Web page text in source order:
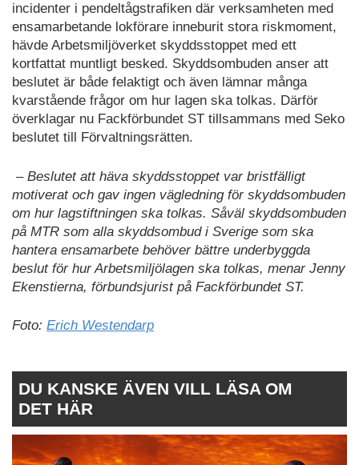
incidenter i pendeltågstrafiken där verksamheten med
ensamarbetande lokförare inneburit stora riskmoment,
hävde Arbetsmiljöverket skyddsstoppet med ett
kortfattat muntligt besked. Skyddsombuden anser att
beslutet är både felaktigt och även lämnar många
kvarstående frågor om hur lagen ska tolkas. Därför
överklagar nu Fackförbundet ST tillsammans med Seko
beslutet till Förvaltningsrätten.
– Beslutet att häva skyddsstoppet var bristfälligt
motiverat och gav ingen vägledning för skyddsombuden
om hur lagstiftningen ska tolkas. Såväl skyddsombuden
på MTR som alla skyddsombud i Sverige som ska
hantera ensamarbete behöver bättre underbyggda
beslut för hur Arbetsmiljölagen ska tolkas, menar Jenny
Ekenstierna, förbundsjurist på Fackförbundet ST.
Foto: Erich Westendarp
DU KANSKE ÄVEN VILL LÄSA OM
DET HÄR